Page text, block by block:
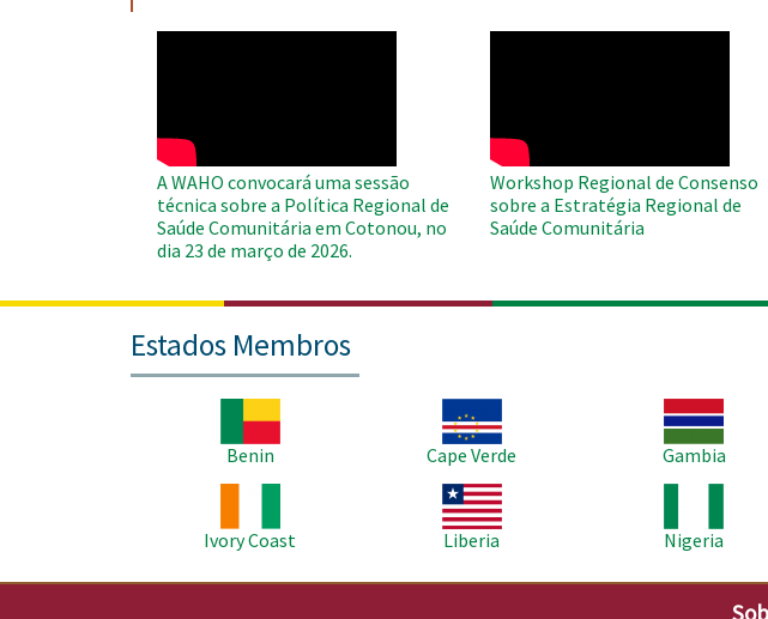
A WAHO convocará uma sessão
técnica sobre a Política Regional de
Saúde Comunitária em Cotonou, no
dia 23 de março de 2026.
Workshop Regional de Consenso
sobre a Estratégia Regional de
Saúde Comunitária
Estados Membros
Benin
Cape Verde
Imagem
Gambia
Ivory Coast
Imagem
Liberia
Nigeria